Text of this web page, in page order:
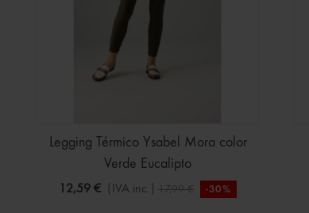
Legging Térmico Ysabel Mora color
Verde Eucalipto
12,59 € (IVA inc.) 17,99 € -30%